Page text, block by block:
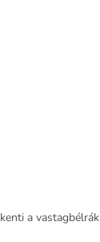
a vastagbélrák